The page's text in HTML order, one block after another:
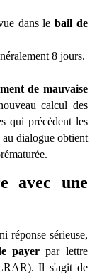
dans le bail de
8 jours.
de mauvaise
calcul des
qui précèdent les
dialogue obtient
maturée.
avec une
réponse sérieuse,
payerpar lettre
Il s'agit de